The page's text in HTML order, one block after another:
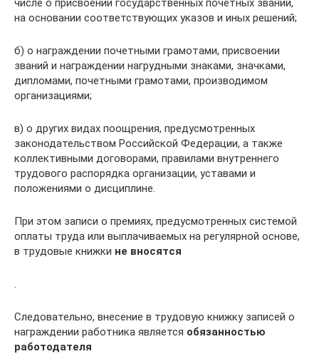
на основании соответствующих указов и иных решений;
б) о награждении почетными грамотами, присвоении
званий и награждении нагрудными знаками, значками,
дипломами, почетными грамотами, производимом
организациями;
в) о других видах поощрения, предусмотренных
законодательством Российской Федерации, а также
коллективными договорами, правилами внутреннего
трудового распорядка организации, уставами и
положениями о дисциплине.
При этом записи о премиях, предусмотренных системой
оплаты труда или выплачиваемых на регулярной основе,
в трудовые книжки не вносятся
Следовательно, внесение в трудовую книжку записей о
награждении работника является обязанностью
работодателя